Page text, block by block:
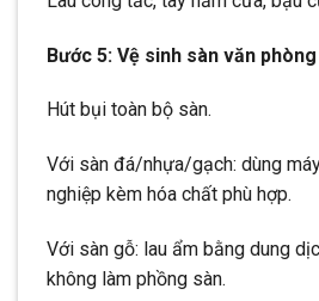
Bước 5: Vệ sinh sàn văn phòng
Hút bụi toàn bộ sàn.
Với sàn đá/nhựa/gạch: dùng
nghiệp kèm hóa chất phù hợp.
Với sàn gỗ: lau ẩm bằng dung
không làm phồng sàn.